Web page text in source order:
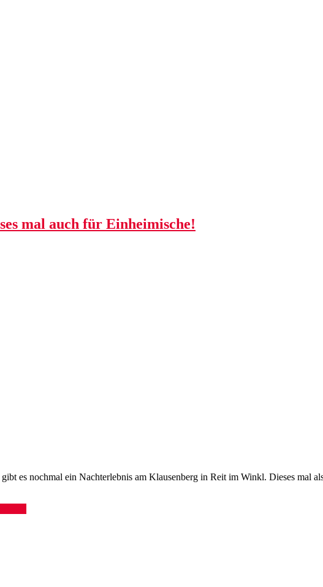
mal auch für Einheimische!
es nochmal ein Nachterlebnis am Klausenberg in Reit im Winkl. Dieses mal